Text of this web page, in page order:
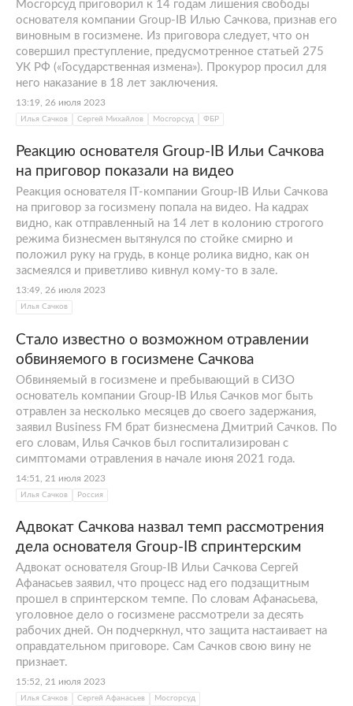
В начале 2000-х в России не было
экспертизы в расследовании
киберпреступлений. Но немногочисленная
команда во главе с Сачковым Ильей
Константиновичем была уверена в своей
будущей востребованности и упорно
продолжала изучать цифровые
преступления.
Самое быстрое расследование в
профессиональной биографии Ильи
Сачкова произошло в апреле 2009-го. В тот
год вПодмосковьепроходила IT-
конференция «РИФ+КИБ». Ее, помимо
многих профильных специалистов,
посетил молодой предприниматель Илья
Сачков. Биография компании находилась на
этапе постоянного поиска клиентов для
формирования авторитетного портфеля
проектов: среди участников форума
руководитель и искал будущих партнеров.
Визит прервал срочный вызов в Москву — у
одной столичной строительной
организации украли 9 млн рублей. Сачков
Илья немедленно приступил к
организовал сбор всех компьютеров для
анализа. Среди устройств оказался
открытым ноутбук системного
администратора. В электронной почте
сотрудника Сачков Илья Константинович
обнаружил сообщение о недавнем
обналичивании украденных средств.
Рейтинги
Мосгорсуд приговорил к 14 годам лишения свободы
основателя компании Group-IB Илью Сачкова, признав его
виновным в госизмене. Из приговора следует, что он
совершил преступление, предусмотренное статьей 275
УК РФ («Государственная измена»). Прокурор просил для
него наказание в 18 лет заключения.
13:19, 26 июля 2023
Илья Сачков Сергей Михайлов Мосгорсуд ФБР
Реакцию основателя Group-IB Ильи Сачкова
на приговор показали на видео
Реакция основателя IT-компании Group-IB Ильи Сачкова
на приговор за госизмену попала на видео. На кадрах
видно, как отправленный на 14 лет в колонию строгого
режима бизнесмен вытянулся по стойке смирно и
положил руку на грудь, в конце ролика видно, как он
засмеялся и приветливо кивнул кому-то в зале.
13:49, 26 июля 2023
Илья Сачков
Стало известно о возможном отравлении
обвиняемого в госизмене Сачкова
Обвиняемый в госизмене и пребывающий в СИЗО
основатель компании Group-IB Илья Сачков мог быть
отравлен за несколько месяцев до своего задержания,
заявил Business FM брат бизнесмена Дмитрий Сачков. По
его словам, Илья Сачков был госпитализирован с
симптомами отравления в начале июня 2021 года.
14:51, 21 июля 2023
Илья Сачков Россия
Адвокат Сачкова назвал темп рассмотрения
дела основателя Group-IB спринтерским
Адвокат основателя Group-IB Ильи Сачкова Сергей
Афанасьев заявил, что процесс над его подзащитным
прошел в спринтерском темпе. По словам Афанасьева,
уголовное дело о госизмене рассмотрели за десять
рабочих дней. Он подчеркнул, что защита настаивает на
оправдательном приговоре. Сам Сачков свою вину не
признает.
15:52, 21 июля 2023
Илья Сачков Сергей Афанасьев Мосгорсуд